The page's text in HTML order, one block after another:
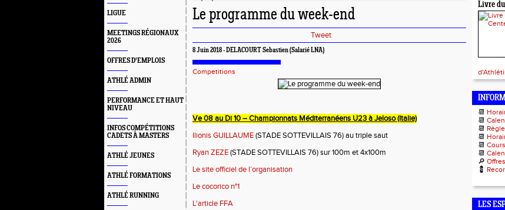
LIGUE
MEETINGS RÉGIONAUX
2026
OFFRES D'EMPLOIS
ATHLÉ ADMIN
PERFORMANCE ET HAUT
NIVEAU
INFOS COMPÉTITIONS
CADETS À MASTERS
ATHLÉ JEUNES
ATHLÉ FORMATIONS
ATHLÉ RUNNING
Le programme du week-end
Tweet
8 Juin 2018 - DELACOURT Sebastien (Salarié LNA)
Competitions
Ve 08 au Di 10 – Championnats Méditerranéens U23 à Jeloso (Italie)
Ilionis GUILLAUME(STADE SOTTEVILLAIS 76) au triple saut
Ryan ZEZE(STADE SOTTEVILLAIS 76) sur 100m et 4x100m
Le site officiel de l’organisation
Le cocorico n°1
L'article FFA
Livre
📆
📆
📆
📆
📆
📆
🔎
💈
LES